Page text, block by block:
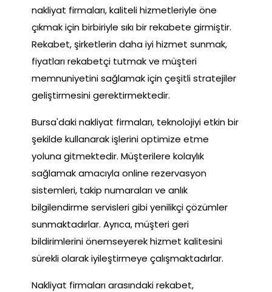
nakliyat firmaları, kaliteli hizmetleriyle öne
çıkmak için birbiriyle sıkı bir rekabete girmiştir.
Rekabet, şirketlerin daha iyi hizmet sunmak,
fiyatları rekabetçi tutmak ve müşteri
memnuniyetini sağlamak için çeşitli stratejiler
geliştirmesini gerektirmektedir.
Bursa'daki nakliyat firmaları, teknolojiyi etkin bir
şekilde kullanarak işlerini optimize etme
yoluna gitmektedir. Müşterilere kolaylık
sağlamak amacıyla online rezervasyon
sistemleri, takip numaraları ve anlık
bilgilendirme servisleri gibi yenilikçi çözümler
sunmaktadırlar. Ayrıca, müşteri geri
bildirimlerini önemseyerek hizmet kalitesini
sürekli olarak iyileştirmeye çalışmaktadırlar.
Nakliyat firmaları arasındaki rekabet,